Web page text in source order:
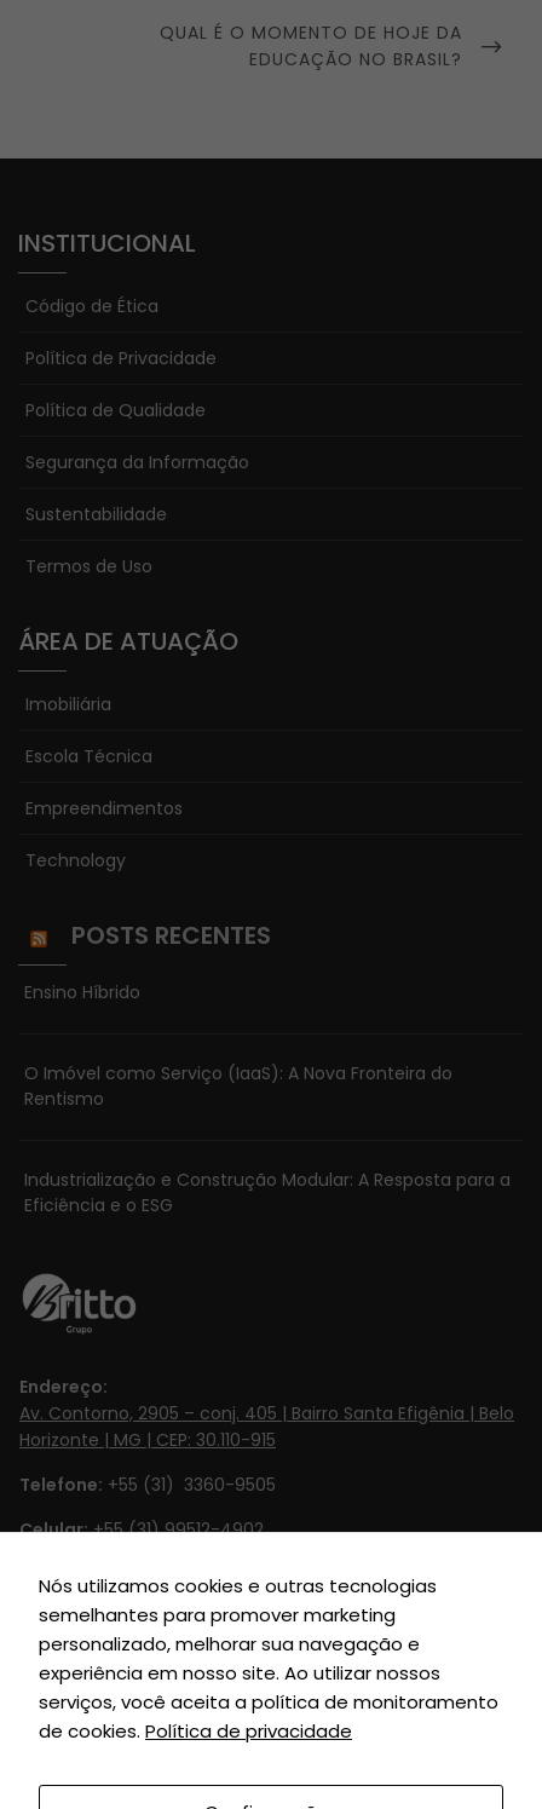
NEXT
QUAL É O MOMENTO DE HOJE DA
EDUCAÇÃO NO BRASIL?
INSTITUCIONAL
Código de Ética
Política de Privacidade
Política de Qualidade
Segurança da Informação
Sustentabilidade
Termos de Uso
ÁREA DE ATUAÇÃO
Imobiliária
Escola Técnica
Empreendimentos
Technology
POSTS RECENTES
Ensino Híbrido
O Imóvel como Serviço (IaaS): A Nova Fronteira do
Rentismo
Industrialização e Construção Modular: A Resposta para a
Eficiência e o ESG
Endereço:
Av. Contorno, 2905 – conj. 405 | Bairro Santa Efigênia | Belo
Horizonte | MG | CEP: 30.110-915
Telefone: +55 (31) 3360-9505
Celular:+55 (31) 99512-4902‬
Email:
contato@britto.com.br
Horário de Funcionamento:Segunda à Sexta de 8h às 18h
SIGA-NOS
Nós utilizamos cookies e outras tecnologias
semelhantes para promover marketing
personalizado, melhorar sua navegação e
experiência em nosso site. Ao utilizar nossos
serviços, você aceita a política de monitoramento
de cookies. Política de privacidade
para o
funcionamento
do site.
Estatísticas